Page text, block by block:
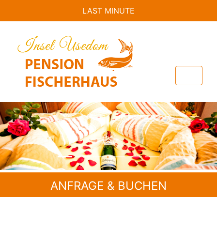
LAST MINUTE
Previous Next
ANFRAGE & BUCHEN